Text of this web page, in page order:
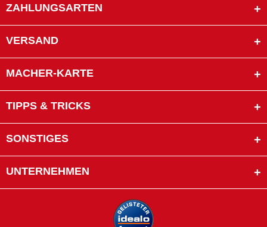
ZAHLUNGSARTEN
VERSAND
MACHER-KARTE
TIPPS & TRICKS
SONSTIGES
UNTERNEHMEN